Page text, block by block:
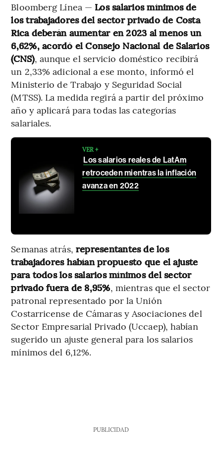
Bloomberg Línea — Los salarios mínimos de
los trabajadores del sector privado de Costa
Rica deberán aumentar en 2023 al menos un
6,62%, acordó el Consejo Nacional de Salarios
(CNS), aunque el servicio doméstico recibirá
un 2,33% adicional a ese monto, informó el
Ministerio de Trabajo y Seguridad Social
(MTSS). La medida regirá a partir del próximo
año y aplicará para todas las categorías
salariales.
VER +
Los salarios reales de LatAm
retroceden mientras la inflación
avanza en 2022
Semanas atrás, representantes de los
trabajadores habían propuesto que el ajuste
para todos los salarios mínimos del sector
privado fuera de 8,95%, mientras que el sector
patronal representado por la Unión
Costarricense de Cámaras y Asociaciones del
Sector Empresarial Privado (Uccaep), habían
sugerido un ajuste general para los salarios
mínimos del 6,12%.
PUBLICIDAD